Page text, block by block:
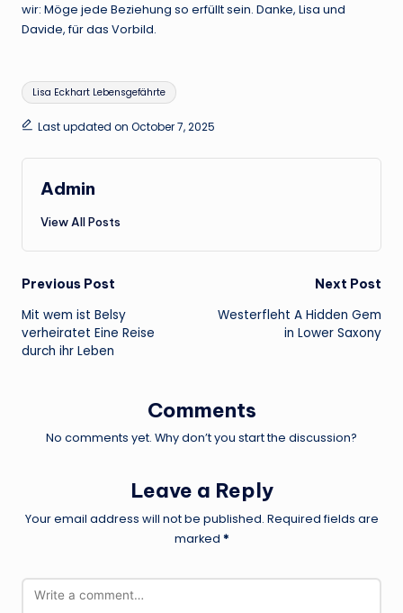
wir: Möge jede Beziehung so erfüllt sein. Danke, Lisa und
Davide, für das Vorbild.
Tags:
Lisa Eckhart Lebensgefährte
Last updated on October 7, 2025
Admin
View All Posts
Post
navigation
Previous Post
Mit wem ist Belsy
verheiratet Eine Reise
durch ihr Leben
Next Post
Westerfleht A Hidden Gem
in Lower Saxony
Comments
No comments yet. Why don’t you start the discussion?
Leave a Reply
Your email address will not be published. Required fields are
marked *